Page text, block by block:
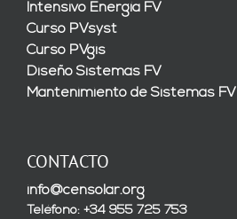
Intensivo Energía FV
Curso PVsyst
Curso PVgis
Diseño Sistemas FV
Mantenimiento de Sistemas FV
CONTACTO
info@censolar.org
Teléfono: +34 955 725 753